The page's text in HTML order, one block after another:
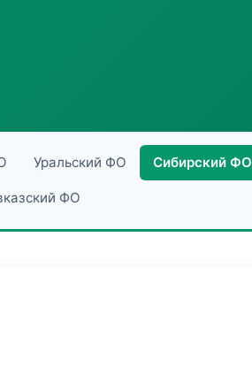
Уральский ФО Сибирский ФО
ФО